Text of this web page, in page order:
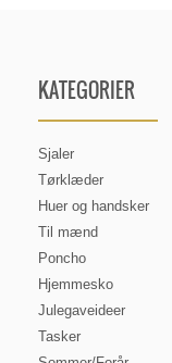
KATEGORIER
Sjaler
Tørklæder
Huer og handsker
Til mænd
Poncho
Hjemmesko
Julegaveideer
Tasker